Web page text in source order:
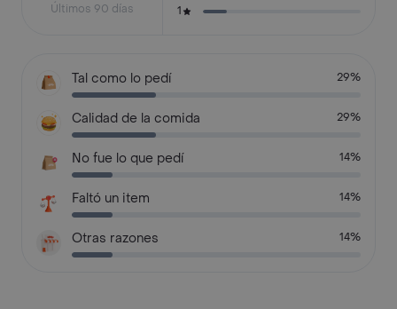
Últimos 90 días
1
Tal como lo pedí 29%
Calidad de la comida 29%
No fue lo que pedí 14%
Faltó un item 14%
Otras razones 14%